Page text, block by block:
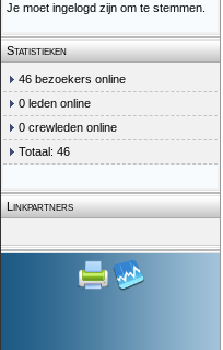
Je moet ingelogd zijn om te stemmen.
Statistieken
46 bezoekers online
0 leden online
0 crewleden online
Totaal: 46
Linkpartners